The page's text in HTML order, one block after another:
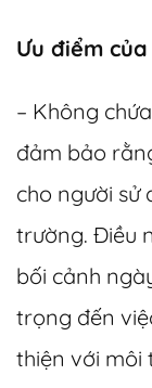
Ưu điểm
– Không
đảm bảo
cho người sử
trường. Điều
bối cảnh
trọng đến
thiện với môi